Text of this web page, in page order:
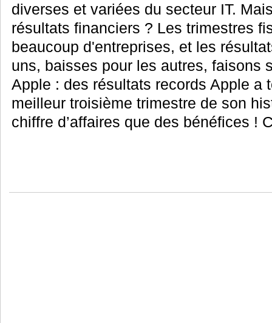
diverses et variées du secteur IT.
résultats financiers ? Les trimestres
beaucoup d'entreprises, et les
uns, baisses pour les autres, faisons
Apple : des résultats records Apple a
meilleur troisième trimestre de son
chiffre d’affaires que des bénéfices !